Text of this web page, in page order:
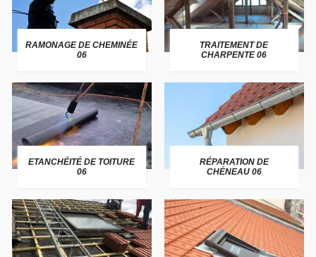
RAMONAGE DE CHEMINÉE
06
TRAITEMENT DE
CHARPENTE 06
ETANCHÉITÉ DE TOITURE
06
RÉPARATION DE
CHÉNEAU 06